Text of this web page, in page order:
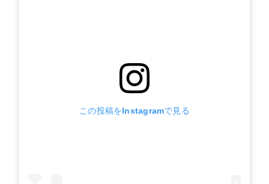
この投稿をInstagramで見る